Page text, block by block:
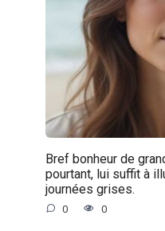
Bref bonheur de
pourtant, lui suffit à
journées grises.
0 0